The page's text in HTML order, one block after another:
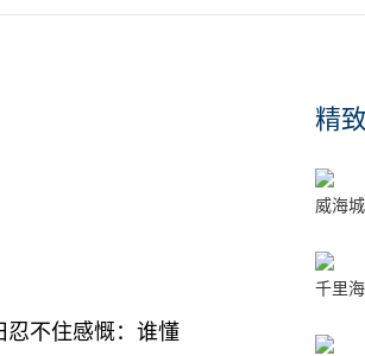
不住感慨：谁懂
精
威海
千里